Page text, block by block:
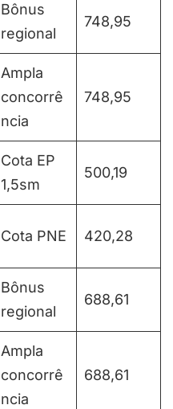
Bônus
regional
748,95
Ampla
concorrê
ncia
748,95
Cota EP
1,5sm
500,19
Cota PNE 420,28
Bônus
regional
688,61
Ampla
concorrê
ncia
688,61